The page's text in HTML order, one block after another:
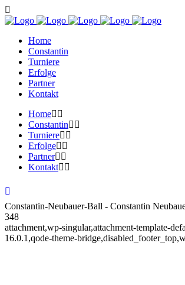
Home
Constantin
Turniere
Erfolge
Partner
Kontakt
Home
Constantin
Turniere
Erfolge
Partner
Kontakt
Constantin-Neubauer-Ball - Constantin
348
attachment,wp-singular,attachment-template-
16.0.1,qode-theme-